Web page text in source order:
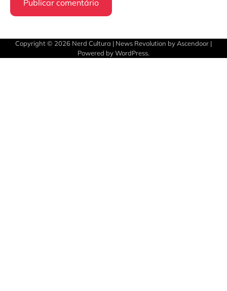
Copyright © 2026 Nerd Cultura | News Revolution by Ascendoor |
Powered byWordPress.